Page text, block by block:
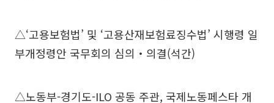
△‘고용보험법’ 및 ‘고용산재보험료징수법’ 시행령 일
부개정령안 국무회의 심의‧의결(석간)
△노동부-경기도-ILO 공동 주관, 국제노동페스타 개